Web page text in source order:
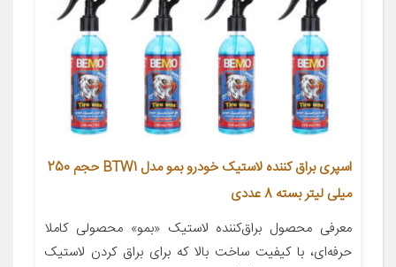
اسپری براق کننده لاستیک خودرو بمو مدل BTW1 حجم 250
میلی لیتر بسته 8 عددی
معرفی محصول براق‌کننده‌ لاستیک «بمو» محصولی کاملا
حرفه‌ای، با کیفیت ساخت بالا که برای براق ‌کردن لاستیک